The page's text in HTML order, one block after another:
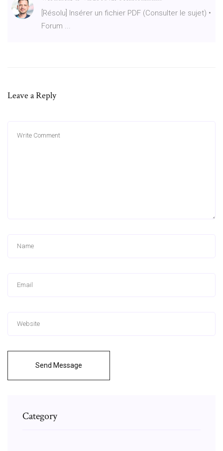
[Résolu] Insérer un fichier PDF (Consulter le sujet) •
Forum ...
Leave a Reply
Send Message
Category